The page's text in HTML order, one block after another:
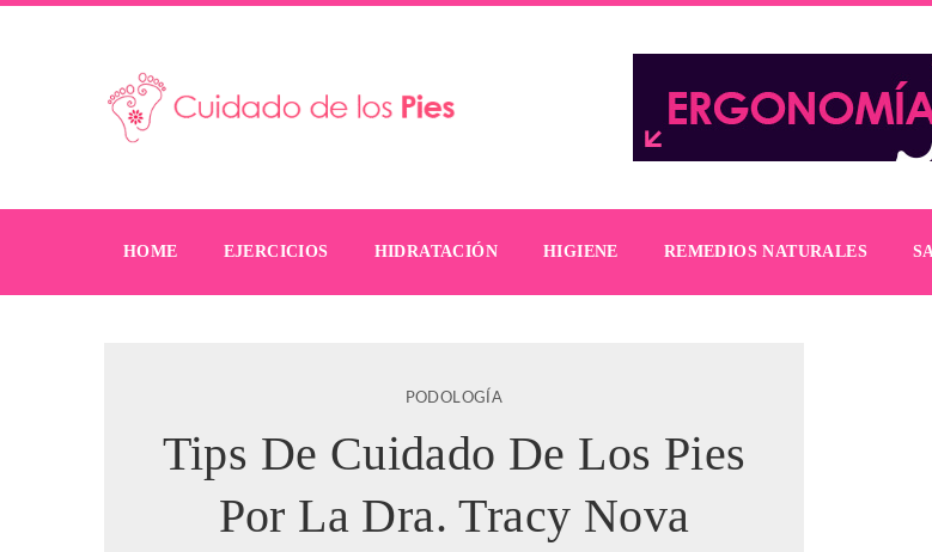
HOME EJERCICIOS HIDRATACIÓN HIGIENE REMEDIOS NATURALES
PODOLOGÍA
Tips De Cuidado De Los Pies
Por La Dra. Tracy Nova